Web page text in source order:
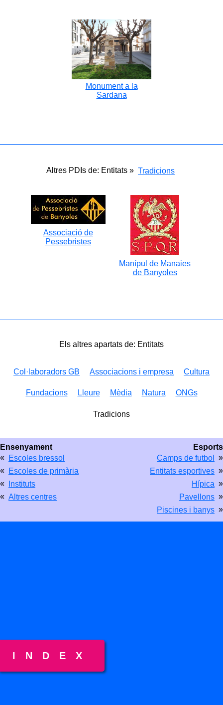
Monument a la
Sardana
Altres PDIs de: Entitats » Tradicions
Associació de
Pessebristes
Manípul de Manaies
de Banyoles
Els altres apartats de: Entitats
Col·laboradors GB Associacions i empresa Cultura
Fundacions Lleure Mèdia Natura ONGs
Tradicions
Esports
Camps de futbol
»
Entitats esportives »
Hípica »
Pavellons »
Piscines i banys »
Ensenyament
« Escoles bressol
« Escoles de primària
«
Instituts
« Altres centres
INDEX